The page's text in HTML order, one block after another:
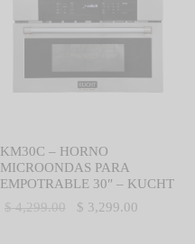
KM30C – HORNO
MICROONDAS PARA
EMPOTRABLE 30″ – KUCHT
$4,299.00
El precio
$ 3,299.00